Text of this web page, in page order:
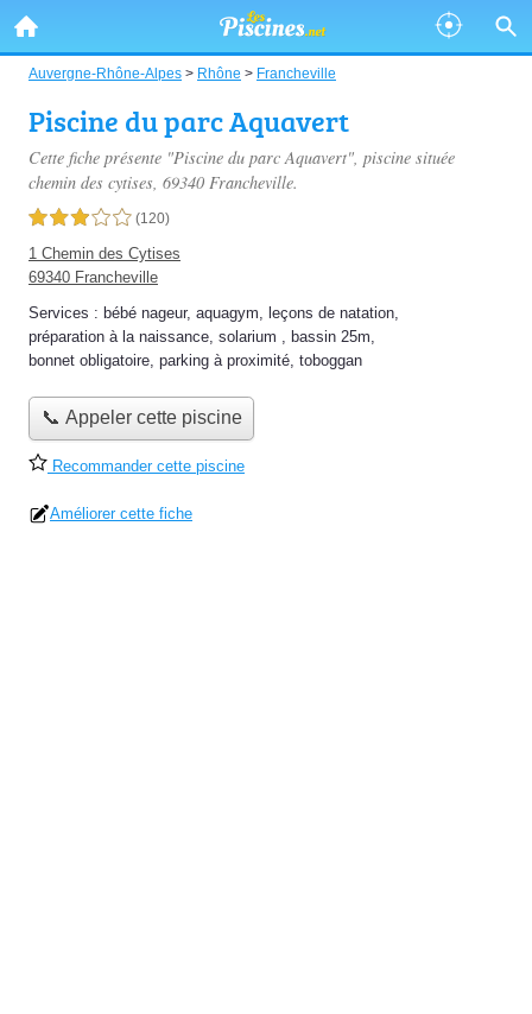
Auvergne-Rhône-Alpes > Rhône > Francheville
Piscine du parc Aquavert
Cette fiche présente "Piscine du parc Aquavert", piscine située
chemin des cytises, 69340 Francheville.
3,0 étoiles sur 5 (120)
1 Chemin des Cytises
69340 Francheville
Services : bébé nageur, aquagym, leçons de natation,
préparation à la naissance, solarium , bassin 25m,
bonnet obligatoire, parking à proximité, toboggan
📞 Appeler cette piscine
Recommander cette piscine
Améliorer cette fiche